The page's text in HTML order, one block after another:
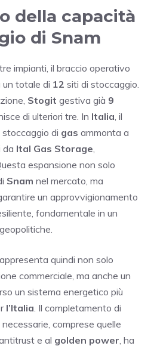
della capacità
di Snam
impianti, il braccio operativo
un totale di 12 siti di stoccaggio.
Stogit gestiva già 9
di ulteriori tre. In Italia , il
di gas ammonta a
da Ital Gas Storage
espansione non solo
Snam nel mercato, ma
un approvvigionamento
fondamentale in un
quindi non solo
commerciale, ma anche un
un sistema energetico più
l’Italia . Il completamento di
comprese quelle
e al golden power , ha